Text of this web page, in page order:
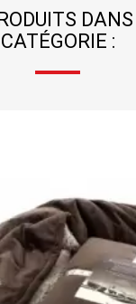
CATÉGORIE :